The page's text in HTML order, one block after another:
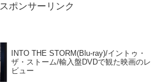
スポンサーリンク
INTO THE STORM(Blu-ray)/イントゥ・
ザ・ストーム/輸入盤DVDで観た映画のレ
ビュー